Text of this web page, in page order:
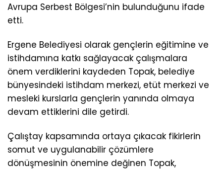
Avrupa Serbest Bölgesi’nin bulunduğunu ifade
etti.
Ergene Belediyesi olarak gençlerin eğitimine ve
istihdamına katkı sağlayacak çalışmalara
önem verdiklerini kaydeden Topak, belediye
bünyesindeki istihdam merkezi, etüt merkezi ve
mesleki kurslarla gençlerin yanında olmaya
devam ettiklerini dile getirdi.
Çalıştay kapsamında ortaya çıkacak fikirlerin
somut ve uygulanabilir çözümlere
dönüşmesinin önemine değinen Topak,